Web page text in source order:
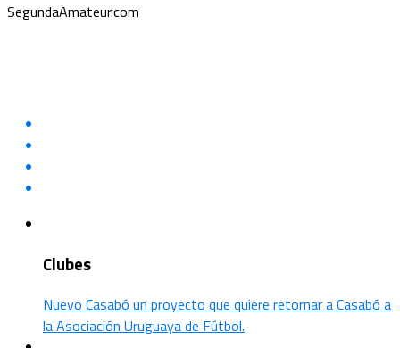
SegundaAmateur.com
Clubes
Nuevo Casabó un proyecto que quiere retornar a Casabó a
la Asociación Uruguaya de Fútbol.